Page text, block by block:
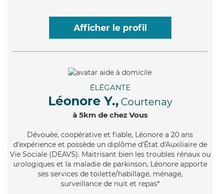
Afficher le profil
ÉLÉGANTE
Léonore Y., Courtenay
à 5km de chez Vous
Dévouée, coopérative et fiable, Léonore a 20 ans
d'expérience et possède un diplôme d'État d'Auxiliaire de
Vie Sociale (DEAVS). Maitrisant bien les troubles rénaux ou
urologiques et la maladie de parkinson, Léonore apporte
ses services de toilette/habillage, ménage,
surveillance de nuit et repas*